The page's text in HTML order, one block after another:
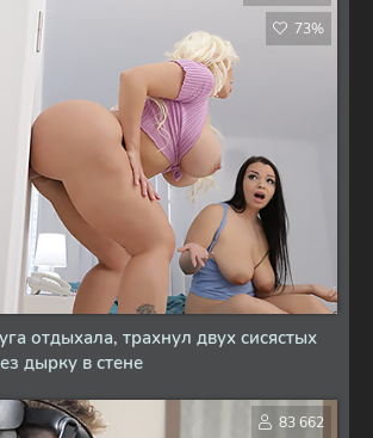
отдыхала, трахнул двух сисястых
дырку в стене
73%
83 662